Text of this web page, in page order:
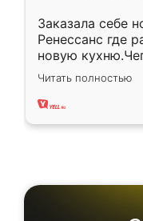
Заказала себе
Ренессанс где
новую
вполне
два года,
Читать полностью